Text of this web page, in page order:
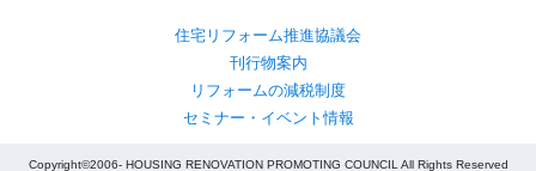
住宅リフォーム推進協議会
刊行物案内
リフォームの減税制度
セミナー・イベント情報
Copyright©2006- HOUSING RENOVATION PROMOTING COUNCIL All Rights Reserved